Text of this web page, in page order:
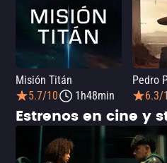
Misión Titán
5.7/10
1h48min
Pedro
6.3/
Estrenos en cine y